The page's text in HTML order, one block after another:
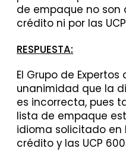
de empaque no son
crédito ni por las
RESPUESTA:
El Grupo de
unanimidad que la
es incorrecta, pues
lista de empaque
idioma solicitado en
crédito y las UCP